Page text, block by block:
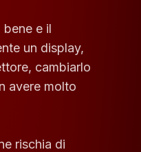
e il
un display,
cambiarlo
avere molto
rischia di